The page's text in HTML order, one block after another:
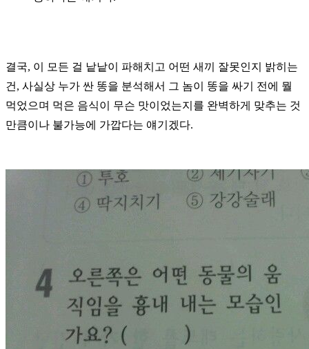
결국, 이 모든 걸 낱낱이 파해치고 어떤 새끼 잘못인지 밝히는
건 , 사실상 누가 싼 똥을 분석해서 그 놈이 똥을 싸기 전에 뭘
먹었으며 먹은 음식이 무슨 맛이었는지를 완벽하게 맞추는 것
만큼이나 불가능에 가깝다는 얘기겠다.